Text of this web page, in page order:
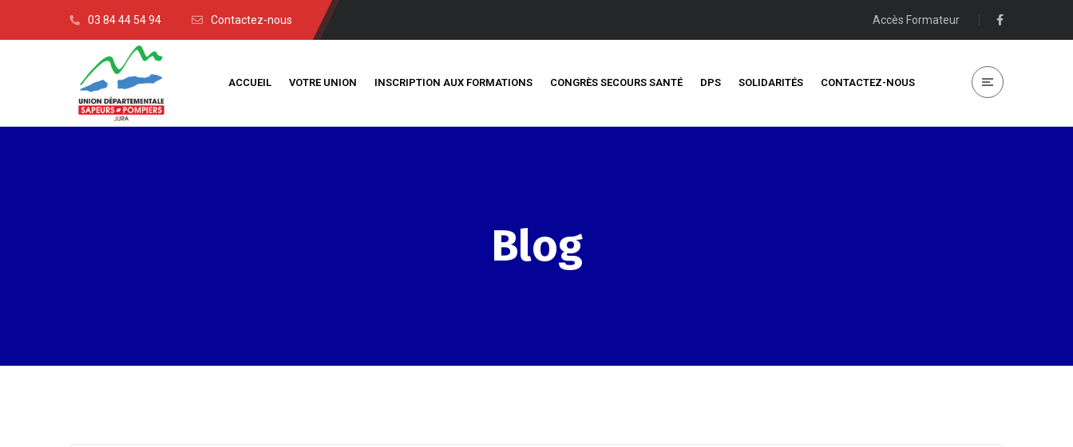
03 84 44 54 94 Contactez-nous Accès Formateur
ACCUEIL VOTRE UNION INSCRIPTION AUX FORMATIONS CONGRÈS SECOURS SANTÉ DPS SOLIDARITÉS CONTACTEZ-NOUS
Blog